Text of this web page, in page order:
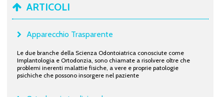
ARTICOLI
Apparecchio Trasparente
Le due branche della Scienza Odontoiatrica conosciute come
Implantologia e Ortodonzia, sono chiamate a risolvere oltre che
problemi inerenti malattie fisiche, a vere e proprie patologie
psichiche che possono insorgere nel paziente